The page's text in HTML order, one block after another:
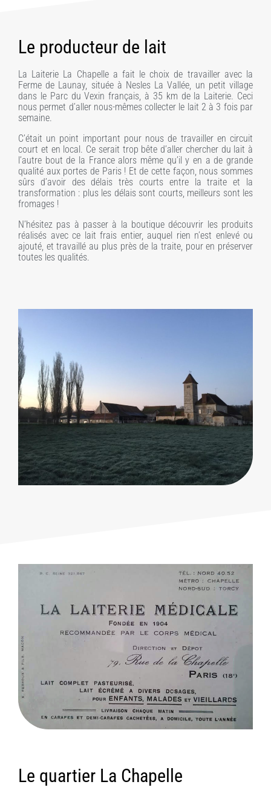
Le producteur de lait
La Laiterie La Chapelle a fait le choix de travailler avec la
Ferme de Launay, située à Nesles La Vallée, un petit village
dans le Parc du Vexin français, à 35 km de la Laiterie. Ceci
nous permet d’aller nous-mêmes collecter le lait 2 à 3 fois par
semaine.
C’était un point important pour nous de travailler en circuit
court et en local. Ce serait trop bête d’aller chercher du lait à
l’autre bout de la France alors même qu’il y en a de grande
qualité aux portes de Paris ! Et de cette façon, nous sommes
sûrs d’avoir des délais très courts entre la traite et la
transformation : plus les délais sont courts, meilleurs sont les
fromages !
N’hésitez pas à passer à la boutique découvrir les produits
réalisés avec ce lait frais entier, auquel rien n’est enlevé ou
ajouté, et travaillé au plus près de la traite, pour en préserver
toutes les qualités.
Le quartier La Chapelle